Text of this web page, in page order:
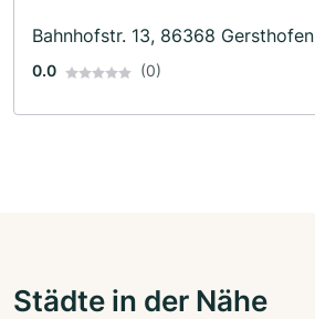
Bahnhofstr. 13, 86368 Gersthofen
0.0 (0)
Städte in der Nähe